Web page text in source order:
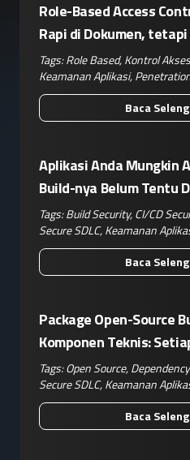
Role-Based Access
Rapi di Dokumen,
Operasional Nyata
Tags:Role Based,Kontrol Akses
Keamanan Aplikasi,
Baca
Aplikasi Anda Mungkin
Build-nya Belum Tentu
Tags:Build Security,CI/CD
Secure SDLC,Keamanan
Baca
Package Open-Source
Komponen Teknis:
Adalah Keputusan
Tags:Open Source,
Secure SDLC,Keamanan
Baca